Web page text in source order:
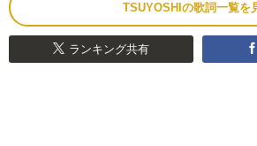
TSUYOSHIの歌詞一覧を
ランキング共有